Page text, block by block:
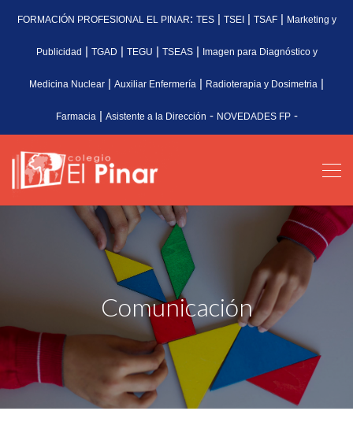
FORMACIÓN PROFESIONAL EL PINAR: TES| TSEI| TSAF| Marketing y
Publicidad | TGAD | TEGU | TSEAS| Imagen para Diagnóstico y
Medicina Nuclear | Auxiliar Enfermería | Radioterapia y Dosimetria |
Farmacia | Asistente a la Dirección - NOVEDADES FP-
Comunicación